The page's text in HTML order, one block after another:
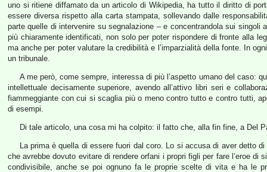
uno si ritiene diffamato da un articolo di Wikipedia, ha tutto il diritto di
essere diversa rispetto alla carta stampata, sollevando dalle
parte quelle di intervenire su segnalazione – e concentrandola sui singoli
più chiaramente identificati, non solo per poter rispondere di fronte alla
ma anche per poter valutare la credibilità e l’imparzialità della fonte. In
un tribunale.
A me però, come sempre, interessa di più l’aspetto umano del caso:
intellettuale decisamente superiore, avendo all’attivo libri seri e
fiammeggiante con cui si scaglia più o meno contro tutto e contro tutti,
di esempi.
Di tale articolo, una cosa mi ha colpito: il fatto che, alla fin fine, a Del
La prima è quella di essere fuori dal coro. Lo si accusa di aver detto di
che avrebbe dovuto evitare di rendere orfani i propri figli per fare l’eroe di
condivisibile, anche se poi ognuno fa le proprie scelte di vita e ha le